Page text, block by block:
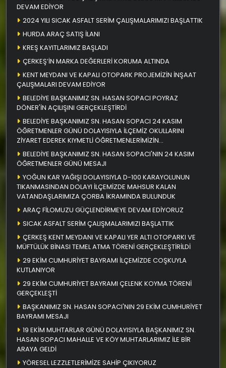
DEVAM EDİYOR
2024 YILI SICAK ASFALT SERİM ÇALIŞMALARIMIZI BAŞLATTIK
HURDA ARAÇ SATIŞ İLANI
KREŞ KAYITLARIMIZ BAŞLADI
ÇERKEŞ’İN MARKA DEĞERLERİ KORUMA ALTINDA
KENT MEYDANI VE KAPALI OTOPARK PROJEMİZİN İNŞAAT
ÇALIŞMALARI DEVAM EDİYOR
BELEDİYE BAŞKANIMIZ SN. HASAN SOPACI POYRAZ
DÖNER'İN AÇILIŞINI GERÇEKLEŞTİRDİ
BELEDİYE BAŞKANIMIZ SN. HASAN SOPACI 24 KASIM
ÖĞRETMENLER GÜNÜ DOLAYISIYLA İLÇEMİZ OKULLARINI
ZİYARET EDEREK KIYMETLİ ÖĞRETMENLERİMİZİN
ÖĞRETMENLER GÜNÜNÜ KUTLADI
BELEDİYE BAŞKANIMIZ SN. HASAN SOPACI'NIN 24 KASIM
ÖĞRETMENLER GÜNÜ MESAJI
YOĞUN KAR YAĞIŞI DOLAYISIYLA D-100 KARAYOLUNUN
TIKANMASINDAN DOLAYI İLÇEMİZDE MAHSUR KALAN
VATANDAŞLARIMIZA ÇORBA İKRAMINDA BULUNDUK
ARAÇ FİLOMUZU GÜÇLENDİRMEYE DEVAM EDİYORUZ
SICAK ASFALT SERİM ÇALIŞMALARIMIZI BAŞLATTIK
ÇERKEŞ KENT MEYDANI VE KAPALI YER ALTI OTOPARKI VE
MÜFTÜLÜK BİNASI TEMEL ATMA TÖRENİ GERÇEKLEŞTİRİLDİ
29 EKİM CUMHURİYET BAYRAMI İLÇEMİZDE COŞKUYLA
KUTLANIYOR
29 EKİM CUMHURİYET BAYRAMI ÇELENK KOYMA TÖRENİ
GERÇEKLEŞTİ
BAŞKANIMIZ SN. HASAN SOPACI'NIN 29 EKİM CUMHURİYET
BAYRAMI MESAJI
19 EKİM MUHTARLAR GÜNÜ DOLAYISIYLA BAŞKANIMIZ SN.
HASAN SOPACI MAHALLE VE KÖY MUHTARLARIMIZ İLE BİR
ARAYA GELDİ
YÖRESEL LEZZLETLERİMİZE SAHİP ÇIKIYORUZ